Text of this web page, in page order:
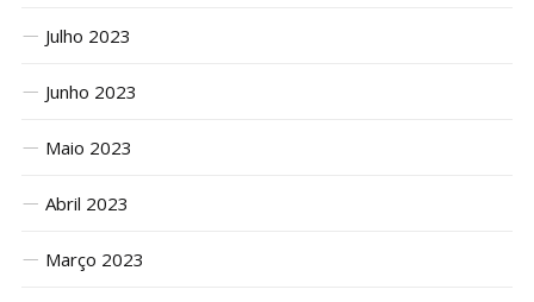
Julho 2023
Junho 2023
Maio 2023
Abril 2023
Março 2023